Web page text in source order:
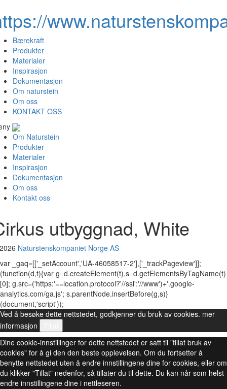
Bærekraft
Produkter
Materialer
Inspirasjon
Dokumentasjon
Om naturstein
Om oss
KONTAKT OSS
Om Naturstein
Produkter
Materialer
Inspirasjon
Dokumentasjon
Om oss
Kontakt oss
utbyggnad, White
Naturstenskompaniet Norge AS
var _gaq=[['_setAccount','UA-46058517-2'],['_trackPageview']];
(function(d,t){var g=d.createElement(t),s=d.getElementsByTagName(t)
[0]; g.src=('https:'==location.protocol?'//ssl':'//www')+'.google-
analytics.com/ga.js'; s.parentNode.insertBefore(g,s)}
(document,'script'));
Ved å besøke dette nettstedet, godkjenner du bruk av cookies. mer
informasjon
Dine cookie-innstillinger for dette nettstedet er satt til "tillat bruk av
cookies" for å gi den den beste opplevelsen. Om du fortsetter å
benytte nettstedet uten å endre innstillingene dine for cookies, eller om
du klikker "Tillat" nedenfor, så tillater du til dette. Du kan når som helst
endre innstillingene dine i nettleseren.